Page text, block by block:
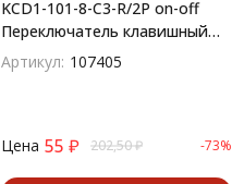
KCD1-101-8-C3-R/2P on-off
Переключатель клавишный
(рокерный) круглый
Артикул: 107405
Цена 55 ₽ 202,50₽ -73%